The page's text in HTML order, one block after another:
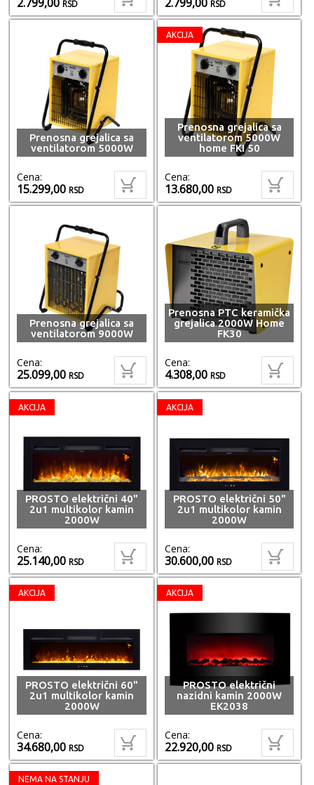
RSD RSD
Prenosna grejalica sa
ventilatorom 5000W
Cena:
15.299,00RSD
AKCIJA
Prenosna grejalica sa
ventilatorom 5000W
home FKI 50
Cena:
13.680,00RSD
Prenosna grejalica sa
ventilatorom 9000W
Cena:
25.099,00RSD
Prenosna PTC keramička
grejalica 2000W Home
FK30
Cena:
4.308,00RSD
AKCIJA
PROSTO električni 40"
2u1 multikolor kamin
2000W
Cena:
25.140,00RSD
AKCIJA
PROSTO električni 50"
2u1 multikolor kamin
2000W
Cena:
30.600,00RSD
AKCIJA
PROSTO električni 60"
2u1 multikolor kamin
2000W
Cena:
34.680,00RSD
AKCIJA
PROSTO električni
nazidni kamin 2000W
EK2038
Cena:
22.920,00RSD
NEMA NA STANJU